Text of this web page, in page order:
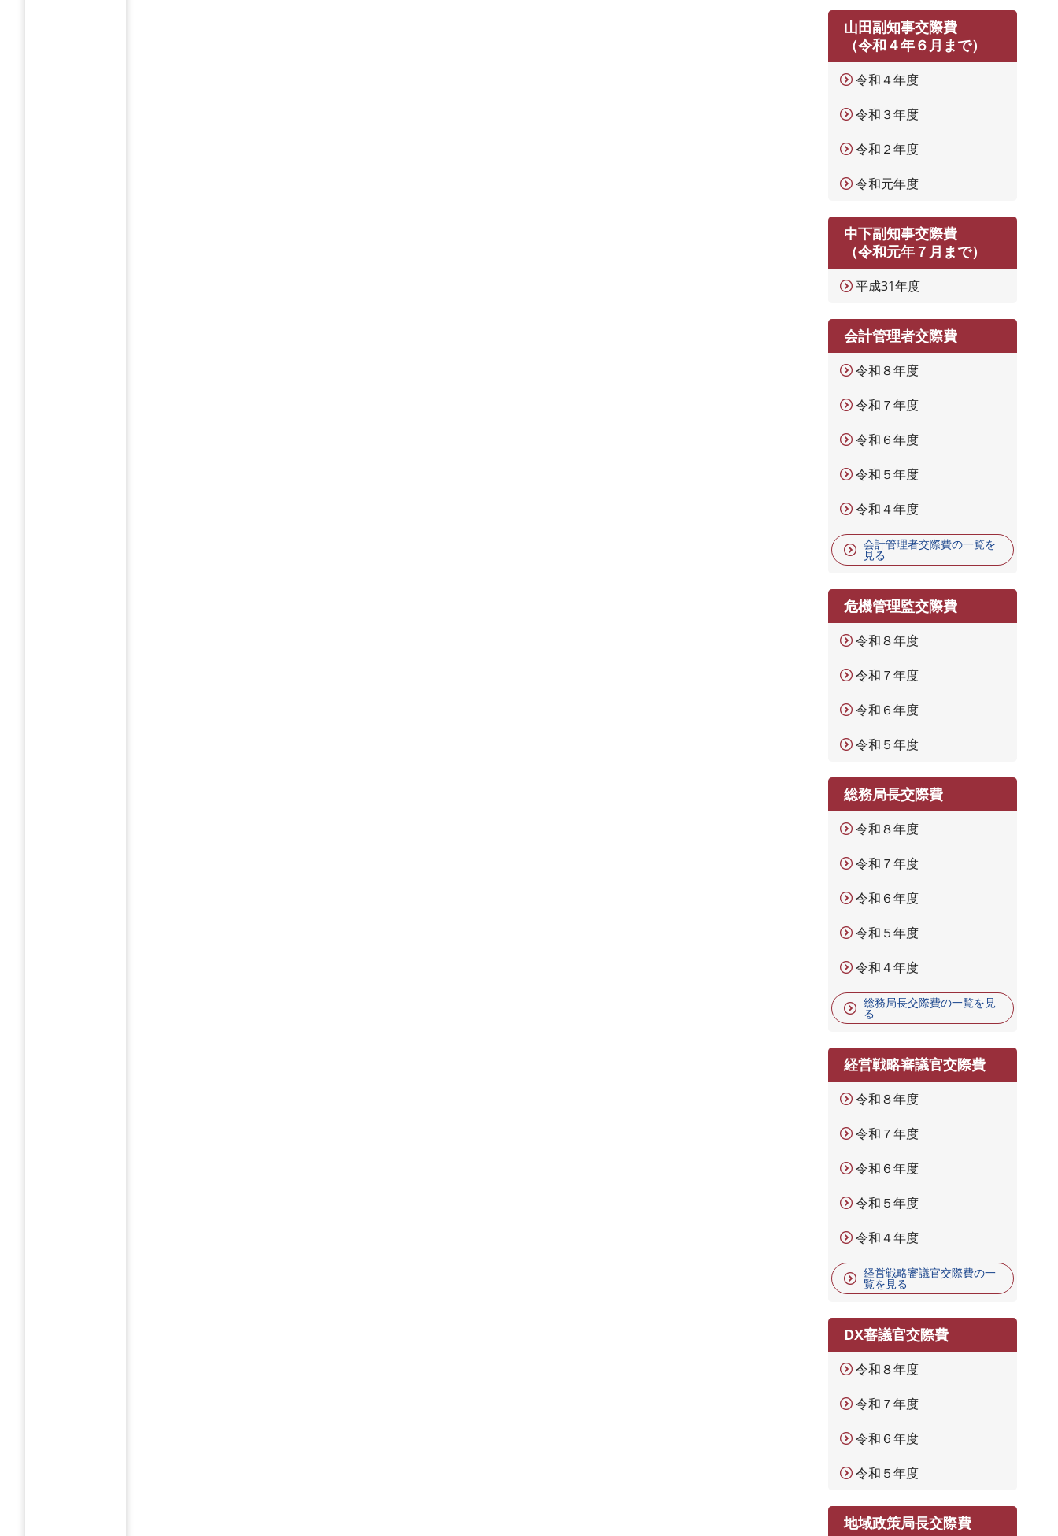
山田副知事交際費
（令和４年６月まで）
令和４年度
令和３年度
令和２年度
令和元年度
中下副知事交際費
（令和元年７月まで）
平成31年度
会計管理者交際費
令和８年度
令和７年度
令和６年度
令和５年度
令和４年度
会計管理者交際費の一覧を
見る
危機管理監交際費
令和８年度
令和７年度
令和６年度
令和５年度
総務局長交際費
令和８年度
令和７年度
令和６年度
令和５年度
令和４年度
総務局長交際費の一覧を見
る
経営戦略審議官交際費
令和８年度
令和７年度
令和６年度
令和５年度
令和４年度
経営戦略審議官交際費の一
覧を見る
DX審議官交際費
令和８年度
令和７年度
令和６年度
令和５年度
地域政策局長交際費